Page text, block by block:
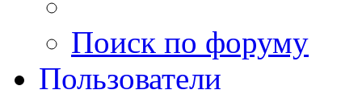
Поиск по форуму
Пользователи